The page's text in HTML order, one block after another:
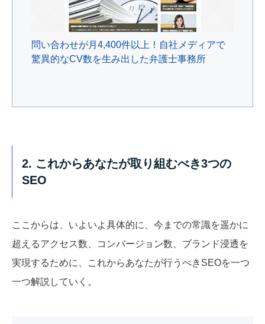
問い合わせが月4,400件以上！自社メディアで
驚異的なCV数を生み出した弁護士事務所
2. これからあなたが取り組むべき3つの
SEO
ここからは、いよいよ具体的に、今までの常識を遥かに
超えるアクセス数、コンバージョン数、ブランド浸透を
実現するために、これからあなたが行うべきSEOを一つ
一つ解説していく。